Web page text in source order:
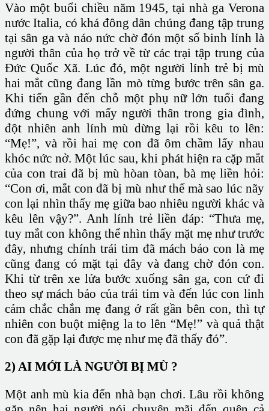
Vào một buổi chiều năm 1945, tại nhà ga Verona
nước Italia, có khá đông dân chúng đang tập trung
tại sân ga và náo nức chờ đón một số binh lính là
người thân của họ trở về từ các trại tập trung của
Đức Quốc Xã. Lúc đó, một người lính trẻ bị mù
hai mắt cũng đang lần mò từng bước trên sân ga.
Khi tiến gần đến chỗ một phụ nữ lớn tuổi đang
đứng chung với mấy người thân trong gia đình,
đột nhiên anh lính mù dừng lại rồi kêu to lên:
“Mẹ!”, và rồi hai mẹ con đã ôm chầm lấy nhau
khóc nức nở. Một lúc sau, khi phát hiện ra cặp mắt
của con trai đã bị mù hòan tòan, bà mẹ liền hỏi:
“Con ơi, mắt con đã bị mù như thế mà sao lúc nãy
con lại nhìn thấy mẹ giữa bao nhiêu người khác và
kêu lên vậy?”. Anh lính trẻ liền đáp: “Thưa mẹ,
tuy mắt con không thể nhìn thấy mặt mẹ như trước
đây, nhưng chính trái tim đã mách bảo con là mẹ
cũng đang có mặt tại đây và đang chờ đón con.
Khi từ trên xe lửa bước xuống sân ga, con cứ đi
theo sự mách bảo của trái tim và đến lúc con linh
cảm chắc chắn mẹ đang ở rất gần bên con, thì tự
nhiên con buột miệng la to lên “Mẹ!” và quả thật
con đã gặp lại được mẹ như mẹ đã thấy đó”.
2) AI MỚI LÀ NGƯỜI BỊ MÙ ?
Một anh mù kia đến nhà bạn chơi. Lâu rồi không